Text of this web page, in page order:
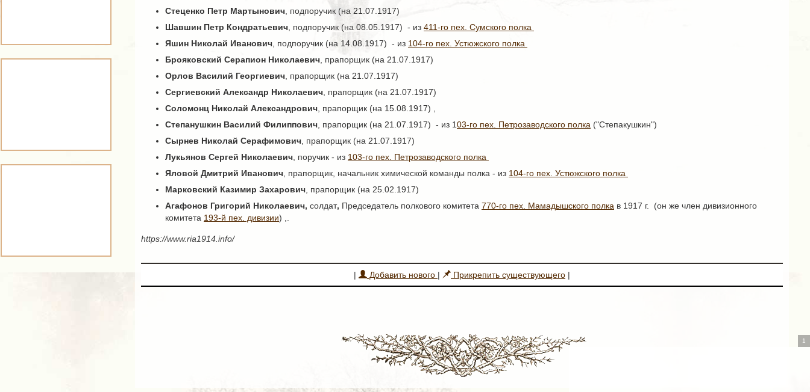
Стеценко Петр Мартынович , подпоручик (на 21.07.1917)
Шавшин Петр Кондратьевич , подпоручик (на 08.05.1917) - из 411-го пех. Сумского полка
Яшин Николай Иванович , подпоручик (на 14.08.1917) - из 104-го пех. Устюжского полка
Брояковский Серапион Николаевич , прапорщик (на 21.07.1917)
Орлов Василий Георгиевич , прапорщик (на 21.07.1917)
Сергиевский Александр Николаевич , прапорщик (на 21.07.1917)
Соломонц Николай Александрович , прапорщик (на 15.08.1917) ,
Степанушкин Василий Филиппович , прапорщик (на 21.07.1917) - из 103-го пех. Петрозаводского полка ("Степакушкин")
Сырнев Николай Серафимович , прапорщик (на 21.07.1917)
Лукьянов Сергей Николаевич , поручик - из 103-го пех. Петрозаводского полка
Яловой Дмитрий Иванович , прапорщик, начальник химической команды полка - из 104-го пех. Устюжского полка
Марковский Казимир Захарович , прапорщик (на 25.02.1917)
Агафонов Григорий Николаевич, солдат, Председатель полкового комитета 770-го пех. Мамадышского полка в 1917 г.
(он же член дивизионного
комитета 193-й пех. дивизии) ,.
https://www.ria1914.info/
| Добавить нового | Прикрепить существующего |